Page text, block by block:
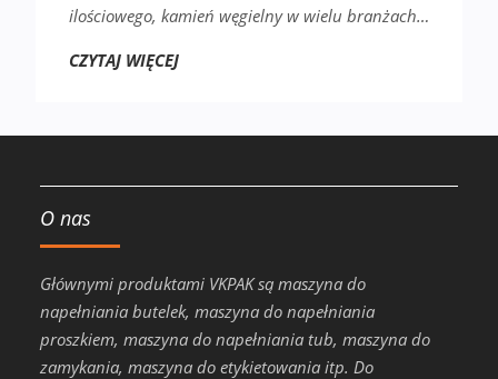
ilościowego, kamień węgielny w wielu branżach…
CZYTAJ WIĘCEJ
O nas
Głównymi produktami VKPAK są maszyna do
napełniania butelek, maszyna do napełniania
proszkiem, maszyna do napełniania tub, maszyna do
zamykania, maszyna do etykietowania itp. Do